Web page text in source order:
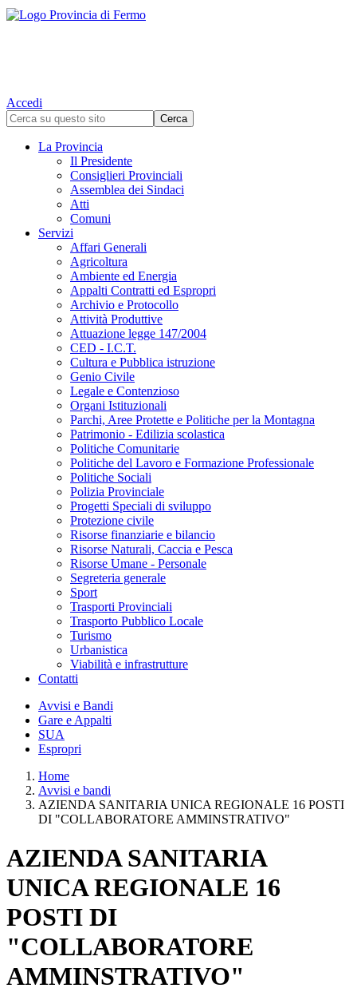
Accedi
La Provincia
Il Presidente
Consiglieri Provinciali
Assemblea dei Sindaci
Atti
Comuni
Servizi
Affari Generali
Agricoltura
Ambiente ed Energia
Appalti Contratti ed Espropri
Archivio e Protocollo
Attività Produttive
Attuazione legge 147/2004
CED - I.C.T.
Cultura e Pubblica istruzione
Genio Civile
Legale e Contenzioso
Organi Istituzionali
Parchi, Aree Protette e Politiche per la Montagna
Patrimonio - Edilizia scolastica
Politiche Comunitarie
Politiche del Lavoro e Formazione Professionale
Politiche Sociali
Polizia Provinciale
Progetti Speciali di sviluppo
Protezione civile
Risorse finanziarie e bilancio
Risorse Naturali, Caccia e Pesca
Risorse Umane - Personale
Segreteria generale
Sport
Trasporti Provinciali
Trasporto Pubblico Locale
Turismo
Urbanistica
Viabilità e infrastrutture
Contatti
Avvisi e Bandi
Gare e Appalti
SUA
Espropri
Home
Avvisi e bandi
AZIENDA SANITARIA UNICA REGIONALE 16 POSTI
DI "COLLABORATORE AMMINSTRATIVO"
AZIENDA SANITARIA
UNICA REGIONALE 16
POSTI DI
"COLLABORATORE
AMMINSTRATIVO"